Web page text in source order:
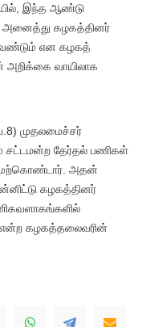
இந்த ஆண்டு
அனைத்து கழகத்தினர்
என கழகத்
அறிக்கை வாயிலாக
முதலமைச்சர்
சட்டமன்ற தேர்தல் பணிகள்
அதன்
கழகத்தினர்
கழகத்தலைவரின்